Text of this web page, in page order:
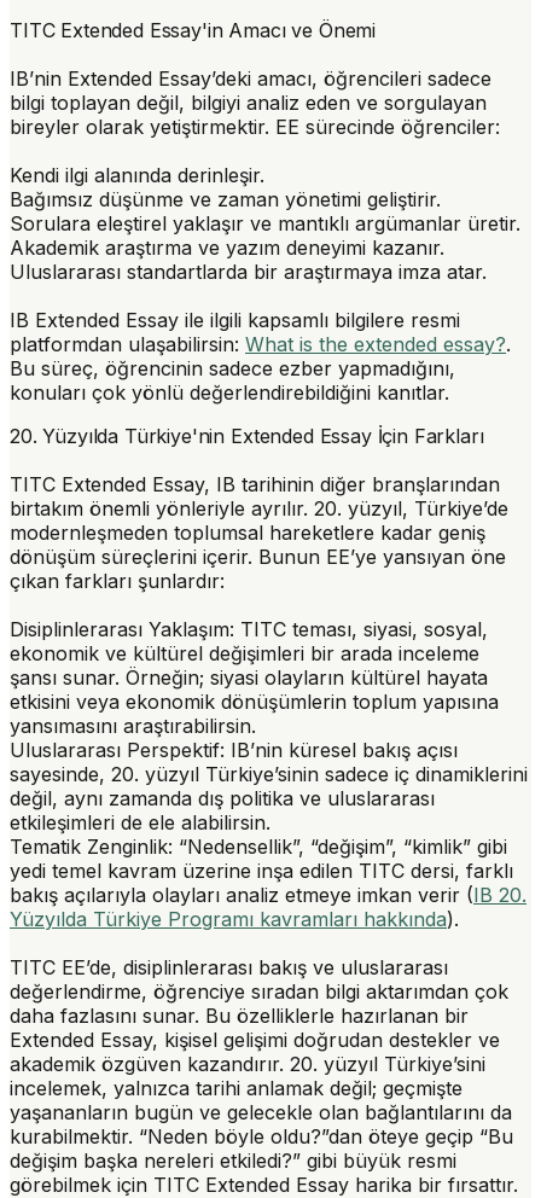
TITC Extended Essay'in Amacı ve Önemi
IB’nin Extended Essay’deki amacı, öğrencileri sadece
bilgi toplayan değil, bilgiyi analiz eden ve sorgulayan
bireyler olarak yetiştirmektir. EE sürecinde öğrenciler:
Kendi ilgi alanında derinleşir.
Bağımsız düşünme ve zaman yönetimi geliştirir.
Sorulara eleştirel yaklaşır ve mantıklı argümanlar üretir.
Akademik araştırma ve yazım deneyimi kazanır.
Uluslararası standartlarda bir araştırmaya imza atar.
IB Extended Essay ile ilgili kapsamlı bilgilere resmi
platformdan ulaşabilirsin: What is the extended essay?.
Bu süreç, öğrencinin sadece ezber yapmadığını,
konuları çok yönlü değerlendirebildiğini kanıtlar.
20. Yüzyılda Türkiye'nin Extended Essay İçin Farkları
TITC Extended Essay, IB tarihinin diğer branşlarından
birtakım önemli yönleriyle ayrılır. 20. yüzyıl, Türkiye’de
modernleşmeden toplumsal hareketlere kadar geniş
dönüşüm süreçlerini içerir. Bunun EE’ye yansıyan öne
çıkan farkları şunlardır:
Disiplinlerarası Yaklaşım: TITC teması, siyasi, sosyal,
ekonomik ve kültürel değişimleri bir arada inceleme
şansı sunar. Örneğin; siyasi olayların kültürel hayata
etkisini veya ekonomik dönüşümlerin toplum yapısına
yansımasını araştırabilirsin.
Uluslararası Perspektif: IB’nin küresel bakış açısı
sayesinde, 20. yüzyıl Türkiye’sinin sadece iç dinamiklerini
değil, aynı zamanda dış politika ve uluslararası
etkileşimleri de ele alabilirsin.
Tematik Zenginlik: “Nedensellik”, “değişim”, “kimlik” gibi
yedi temel kavram üzerine inşa edilen TITC dersi, farklı
bakış açılarıyla olayları analiz etmeye imkan verir (IB 20.
Yüzyılda Türkiye Programı kavramları hakkında).
TITC EE’de, disiplinlerarası bakış ve uluslararası
değerlendirme, öğrenciye sıradan bilgi aktarımdan çok
daha fazlasını sunar. Bu özelliklerle hazırlanan bir
Extended Essay, kişisel gelişimi doğrudan destekler ve
akademik özgüven kazandırır. 20. yüzyıl Türkiye’sini
incelemek, yalnızca tarihi anlamak değil; geçmişte
yaşananların bugün ve gelecekle olan bağlantılarını da
kurabilmektir. “Neden böyle oldu?”dan öteye geçip “Bu
değişim başka nereleri etkiledi?” gibi büyük resmi
görebilmek için TITC Extended Essay harika bir fırsattır.